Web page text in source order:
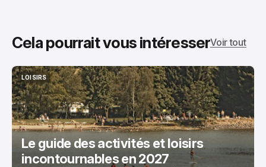
Cela pourrait vous intéresserVoir tout
LOISIRS
LOISIRS
Le guide des activités et loisirs
incontournables en 2027